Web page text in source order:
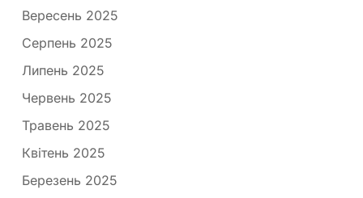
Вересень 2025
Серпень 2025
Липень 2025
Червень 2025
Травень 2025
Квітень 2025
Березень 2025